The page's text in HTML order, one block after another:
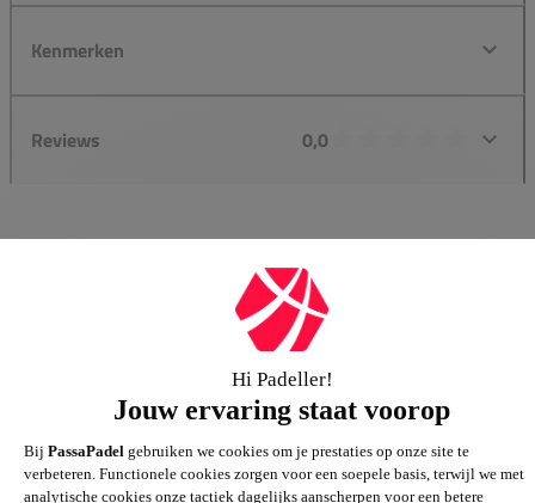
Kenmerken
Reviews 0,0
Groot assortiment
Gigantisch assortiment met meer dan 21.000+
artikelen